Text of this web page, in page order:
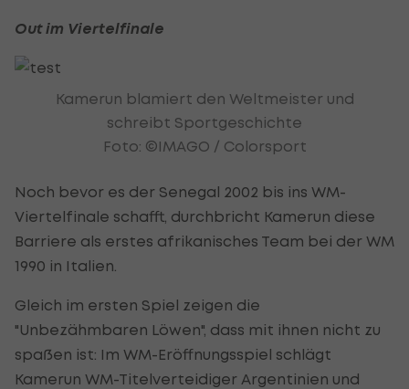
Out im Viertelfinale
Kamerun blamiert den Weltmeister und
schreibt Sportgeschichte
Foto: ©IMAGO / Colorsport
Noch bevor es der Senegal 2002 bis ins WM-
Viertelfinale schafft, durchbricht Kamerun diese
Barriere als erstes afrikanisches Team bei der WM
1990 in Italien.
Gleich im ersten Spiel zeigen die
"Unbezähmbaren Löwen", dass mit ihnen nicht zu
spaßen ist: Im WM-Eröffnungsspiel schlägt
Kamerun WM-Titelverteidiger Argentinien und